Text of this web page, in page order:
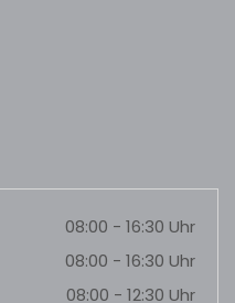
08:00 - 16:30 Uhr
08:00 - 16:30 Uhr
08:00 - 12:30 Uhr